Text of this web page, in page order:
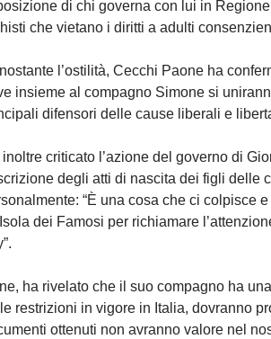
di chi governa con lui in
che vietano i diritti a adulti
l’ostilità, Cecchi Paone ha
insieme al compagno Simone si
difensori delle cause liberali e
inoltre criticato l’azione del governo di
degli atti di nascita dei figli delle
“È una cosa che ci colpisce
dei Famosi per richiamare
ha rivelato che il suo compagno ha
restrizioni in vigore in Italia, dovranno
ottenuti non avranno valore nel